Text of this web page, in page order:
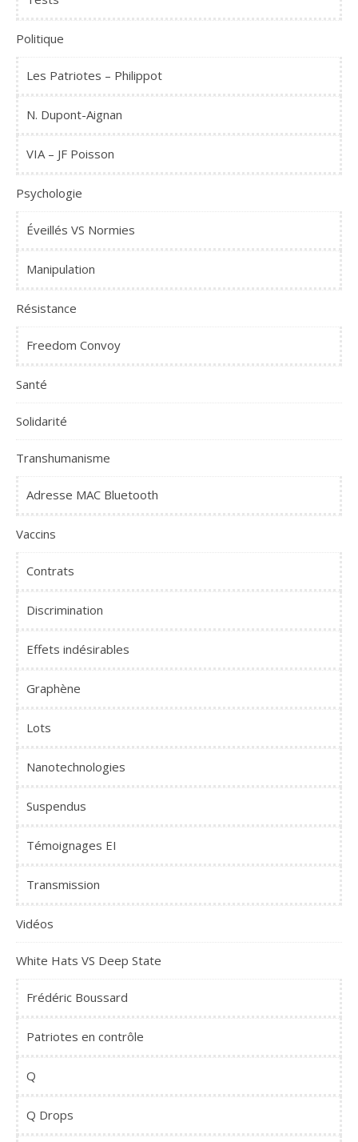
Politique
Les Patriotes – Philippot
N. Dupont-Aignan
VIA – JF Poisson
Psychologie
Éveillés VS Normies
Manipulation
Résistance
Freedom Convoy
Santé
Solidarité
Transhumanisme
Adresse MAC Bluetooth
Vaccins
Contrats
Discrimination
Effets indésirables
Graphène
Lots
Nanotechnologies
Suspendus
Témoignages EI
Transmission
Vidéos
White Hats VS Deep State
Frédéric Boussard
Patriotes en contrôle
Q
Q Drops